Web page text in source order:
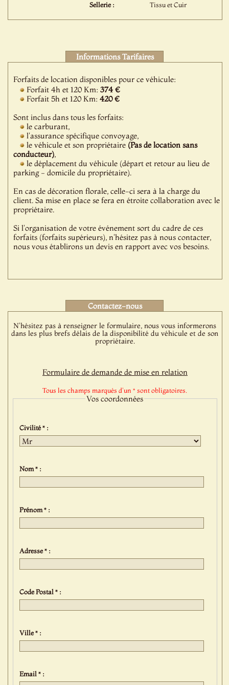
Sellerie :
Tissu et Cuir
Informations Tarifaires
Forfaits de location disponibles pour ce véhicule:
Forfait 4h et 120 Km:374 €
Forfait 5h et 120 Km:420 €
Sont inclus dans tous les forfaits:
le carburant,
l'assurance spécifique convoyage,
le véhicule et son propriétaire (Pas de location sans
conducteur),
le déplacement du véhicule (départ et retour au lieu de
parking - domicile du propriétaire).
En cas de décoration florale, celle-ci sera à la charge du
client. Sa mise en place se fera en étroite collaboration avec le
propriétaire.
Si l'organisation de votre événement sort du cadre de ces
forfaits (forfaits supérieurs), n'hésitez pas à nous contacter,
nous vous établirons un devis en rapport avec vos besoins.
Contactez-nous
N'hésitez pas à renseigner le formulaire, nous vous informerons
dans les plus brefs délais de la disponibilité du véhicule et de son
propriétaire.
Formulaire de demande de mise en relation
Tous les champs marqués d'un * sont obligatoires.
Vos coordonnées
Civilité * :
Nom * :
Prénom * :
Adresse * :
Code Postal * :
Ville * :
Email * :